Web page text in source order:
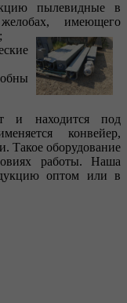
пылевидные в
имеющего
и находится под
конвейер,
Такое оборудование
работы. Наша
оптом или в